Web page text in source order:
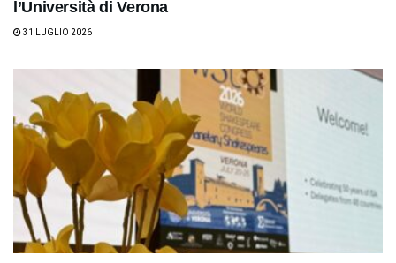
l’Università di Verona
31 LUGLIO 2026